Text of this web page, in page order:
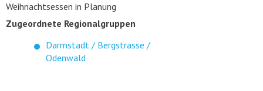
Weihnachtsessen in Planung
Zugeordnete Regionalgruppen
Darmstadt / Bergstrasse /
Odenwald